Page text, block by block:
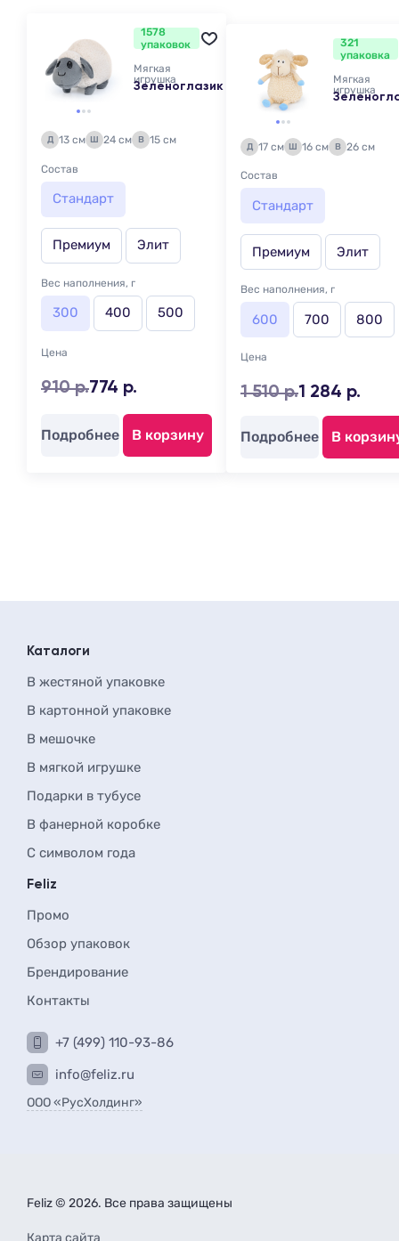
1578
упаковок
Мягкая
игрушка
Зеленоглазик
Д 13 см Ш 24 см В 15 см
Состав
Стандарт
Премиум Элит
Вес наполнения, г
300 400 500
Цена
910 р.774 р.
Подробнее В корзину
321
упаковка
Мягкая
игрушка
Д 17 см Ш 16 см В 26 см
Состав
Стандарт
Премиум Элит
Вес наполнения, г
600 700 800
Цена
1 510 р.1 284 р.
Подробнее В
Каталоги
В жестяной упаковке
В картонной упаковке
В мешочке
В мягкой игрушке
Подарки в тубусе
В фанерной коробке
С символом года
Feliz
Промо
Обзор упаковок
Брендирование
Контакты
+7 (499) 110-93-86
info@feliz.ru
ООО «РусХолдинг»
Feliz © 2026. Все права защищены
Карта сайта